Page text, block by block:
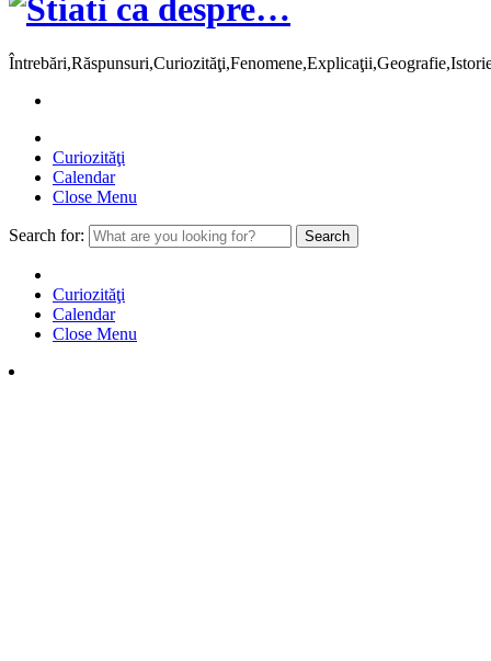
Curiozităţi
Calendar
Close Menu
Search for:
Curiozităţi
Calendar
Close Menu